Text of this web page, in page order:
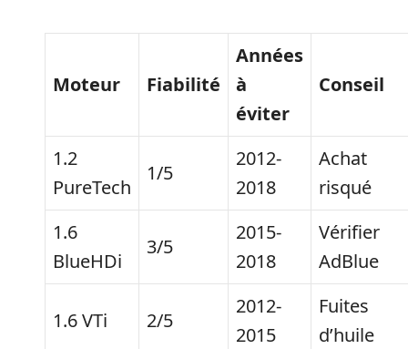
Moteur Fiabilité
Années
à
éviter
Conseil
1.2
PureTech
1/5
2012-
2018
Achat
risqué
1.6
BlueHDi
3/5
2015-
2018
Vérifier
AdBlue
1.6 VTi 2/5
2012-
2015
Fuites
d’huile